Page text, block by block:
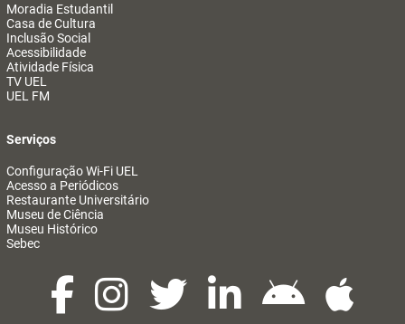
Moradia Estudantil
Casa de Cultura
Inclusão Social
Acessibilidade
Atividade Física
TV UEL
UEL FM
Serviços
Configuração Wi-Fi UEL
Acesso a Periódicos
Restaurante Universitário
Museu de Ciência
Museu Histórico
Sebec